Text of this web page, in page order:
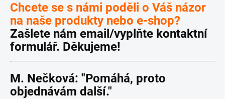
Chcete se s námi poděli o Váš názor
na naše produkty nebo e-shop?
Zašlete nám email/vyplňte kontaktní
formulář. Děkujeme!
M. Nečková: "Pomáhá, proto
objednávám další."